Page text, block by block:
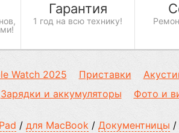
Гарантия
1 год на всю технику!
Watch 2025 Приставки
Зарядки и аккумуляторы Фото и
/ для MacBook / Документницы /